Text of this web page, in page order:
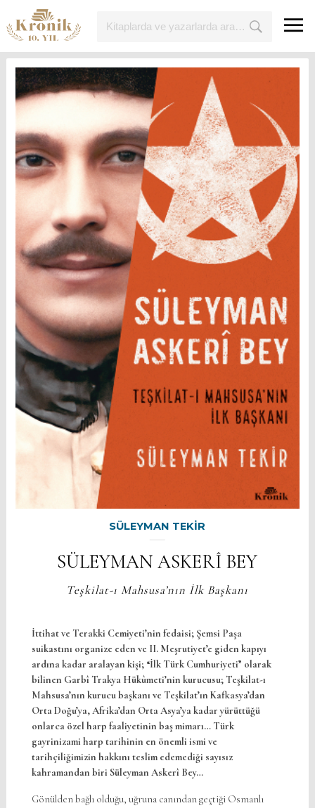
SÜLEYMAN TEKİR
SÜLEYMAN ASKERÎ BEY
Teşkilat-ı Mahsusa’nın İlk Başkanı
İttihat ve Terakki Cemiyeti’nin fedaisi; Şemsi Paşa
suikastını organize eden ve II. Meşrutiyet’e giden kapıyı
ardına kadar aralayan kişi; “İlk Türk Cumhuriyeti” olarak
bilinen Garbî Trakya Hükûmeti’nin kurucusu; Teşkilat-ı
Mahsusa’nın kurucu başkanı ve Teşkilat’ın Kafkasya’dan
Orta Doğu’ya, Afrika’dan Orta Asya’ya kadar yürüttüğü
onlarca özel harp faaliyetinin baş mimarı… Türk
gayrinizami harp tarihinin en önemli ismi ve
tarihçiliğimizin hakkını teslim edemediği sayısız
kahramandan biri Süleyman Askerî Bey…
Gönülden bağlı olduğu, uğruna canından geçtiği Osmanlı